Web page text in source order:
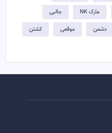
مارک NK جالبی
دشمن موقعی کشتن